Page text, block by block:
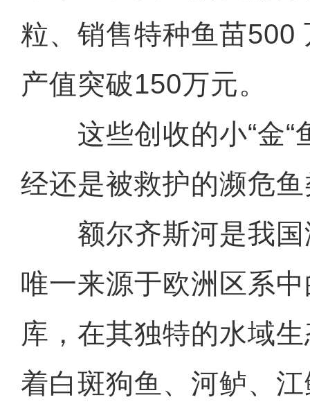
粒、销售特种鱼苗500
产值突破150万元。
这些创收的小“金“
经还是被救护的濒危
额尔齐斯河是我国
唯一来源于欧洲区系
库，在其独特的水域
着白斑狗鱼、河鲈、